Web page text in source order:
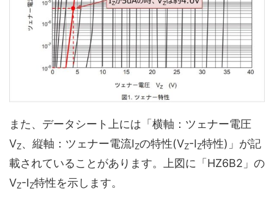
また、データシート上には「横軸：ツェナー電圧
VZ、縦軸：ツェナー電流IZの特性(VZ-IZ特性)」が記
載されていることがあります。上図に「HZ6B2」の
VZ-IZ特性を示します。